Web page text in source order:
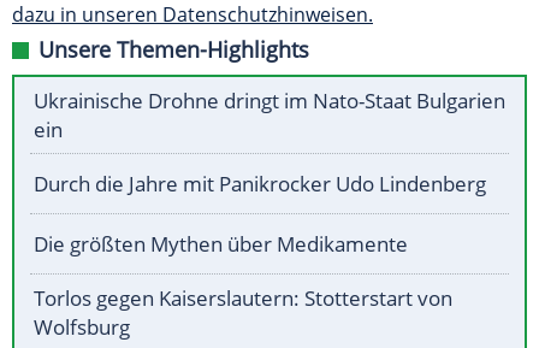
dazu in unseren Datenschutzhinweisen.
Unsere Themen-Highlights
Ukrainische Drohne dringt im Nato-Staat Bulgarien
ein
Durch die Jahre mit Panikrocker Udo Lindenberg
Die größten Mythen über Medikamente
Torlos gegen Kaiserslautern: Stotterstart von
Wolfsburg